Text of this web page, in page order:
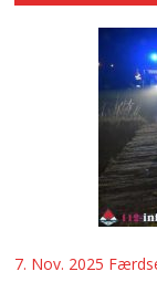
7. Nov. 2025